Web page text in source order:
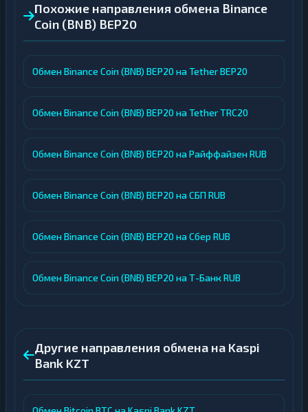
Похожие направления обмена Binance
Coin (BNB) BEP20
Обмен Binance Coin (BNB) BEP20 на Tether BEP20
Обмен Binance Coin (BNB) BEP20 на Tether TRC20
Обмен Binance Coin (BNB) BEP20 на Райффайзен RUB
Обмен Binance Coin (BNB) BEP20 на СБП RUB
Обмен Binance Coin (BNB) BEP20 на Сбер RUB
Обмен Binance Coin (BNB) BEP20 на Т-Банк RUB
Другие направления обмена на Kaspi
Bank KZT